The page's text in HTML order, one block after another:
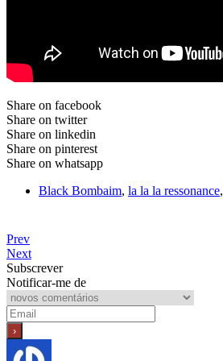
Share on facebook
Share on twitter
Share on linkedin
Share on pinterest
Share on whatsapp
Black Bombaim, la la la ressonance,
Prev
Next
Subscrever
Notificar-me de